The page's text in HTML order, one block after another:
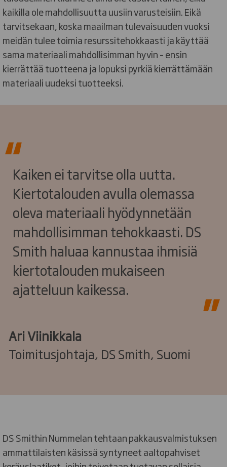
kaikilla ole mahdollisuutta uusiin varusteisiin. Eikä
tarvitsekaan, koska maailman tulevaisuuden vuoksi
meidän tulee toimia resurssitehokkaasti ja käyttää
sama materiaali mahdollisimman hyvin – ensin
kierrättää tuotteena ja lopuksi pyrkiä kierrättämään
materiaali uudeksi tuotteeksi.
Kaiken ei tarvitse olla uutta.
Kiertotalouden avulla olemassa
oleva materiaali hyödynnetään
mahdollisimman tehokkaasti. DS
Smith haluaa kannustaa ihmisiä
kiertotalouden mukaiseen
ajatteluun kaikessa.
Ari Viinikkala
Toimitusjohtaja, DS Smith, Suomi
DS Smithin Nummelan tehtaan pakkausvalmistuksen
ammattilaisten käsissä syntyneet aaltopahviset